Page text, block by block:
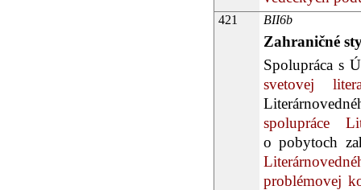
421 BII6b
Zahraničné
Spolupráca s
svetovej
spolupráce
o pobytoch
problémovej